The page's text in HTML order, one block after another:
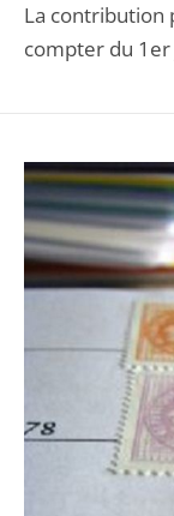
La contribution
compter du